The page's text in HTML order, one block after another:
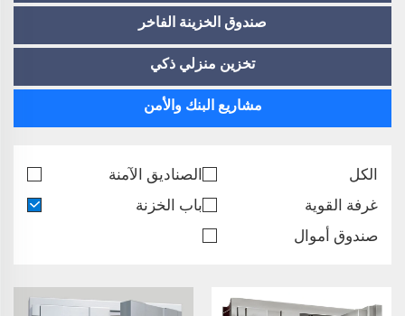
صندوق الخزينة الفاخر
تخزين منزلي ذكي
مشاريع البنك والأمن
الكل
الصناديق الآمنة
غرفة القوية
باب الخزنة
صندوق أموال